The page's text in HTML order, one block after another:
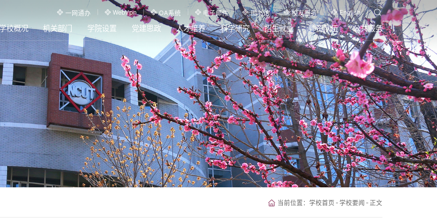
一网通办 WebVpn OA系统 电子邮件 图书馆 校友服务 English
校概况 机关部门 学院设置 党建思政 人才培养 科学研究 招生就业 师资队伍 公共服务
当前位置： 学校首页 - 学校要闻 - 正文